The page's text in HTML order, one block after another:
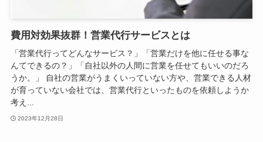
費用対効果抜群！営業代行サービスとは
「営業代行ってどんなサービス？」「営業だけを他に任せる事な
んてできるの？」「自社以外の人間に営業を任せてもいいのだろ
うか。」 自社の営業がうまくいっていない方や、営業できる人材
が育っていない会社では、営業代行といったものを依頼しようか
考え...
2023年12月28日